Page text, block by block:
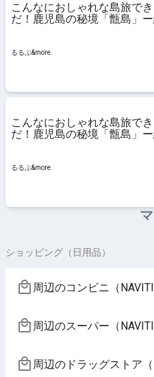
こんなにおしゃれな島旅で
だ！鹿児島の秘境「甑島」ー
るるぶ&more.
こんなにおしゃれな島旅で
だ！鹿児島の秘境「甑島」ー
るるぶ&more.
ショッピング（日用品）
周辺のコンビニ（
周辺のスーパー（
周辺のドラッグストア（